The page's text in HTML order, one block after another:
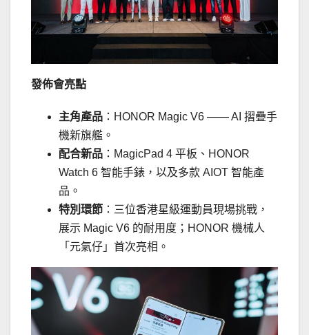
發佈會亮點
主角產品 ：HONOR Magic V6 —— AI 摺疊手
機新旗艦。
配合新品 ：MagicPad 4 平板、HONOR
Watch 6 智能手錶，以及多款 AIOT 智能產
品。
特別環節 ：三位香港星級運動員現場挑戰，
展示 Magic V6 的耐用度；HONOR 機械人
「元氣仔」首次亮相。